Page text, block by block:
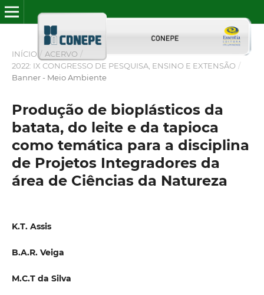
INÍCIO / ACERVO /
2022: IX CONGRESSO DE PESQUISA, ENSINO E EXTENSÃO /
Banner - Meio Ambiente
Produção de bioplásticos da
batata, do leite e da tapioca
como temática para a disciplina
de Projetos Integradores da
área de Ciências da Natureza
K.T. Assis
B.A.R. Veiga
M.C.T da Silva